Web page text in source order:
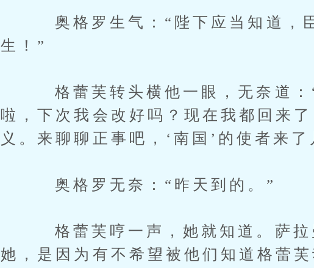
奥格罗生气：“陛下应当知道，臣
生！”
格蕾芙转头横他一眼，无奈道：“
啦，下次我会改好吗？现在我都回来
义。来聊聊正事吧，‘南国’的使者来了
奥格罗无奈：“昨天到的。”
格蕾芙哼一声，她就知道。萨拉
她，是因为有不希望被他们知道格蕾